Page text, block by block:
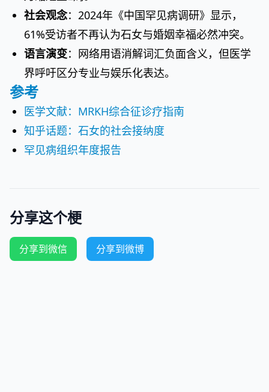
社会观念：2024年《中国罕见病调研》显示，
61%受访者不再认为石女与婚姻幸福必然冲突。
语言演变：网络用语消解词汇负面含义，但医学
界呼吁区分专业与娱乐化表达。
参考
医学文献：MRKH综合征诊疗指南
知乎话题：石女的社会接纳度
罕见病组织年度报告
分享这个梗
分享到微信 分享到微博